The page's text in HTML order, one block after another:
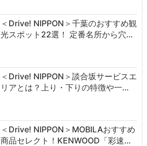
＜Drive! NIPPON＞千葉のおすすめ観
光スポット22選！ 定番名所から穴…
＜Drive! NIPPON＞談合坂サービスエ
リアとは？上り・下りの特徴や一…
＜Drive! NIPPON＞MOBILAおすすめ
商品セレクト！KENWOOD「彩速…